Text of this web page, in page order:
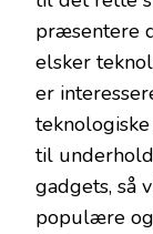
præsentere
elsker
er
til
gadgets, så
populære